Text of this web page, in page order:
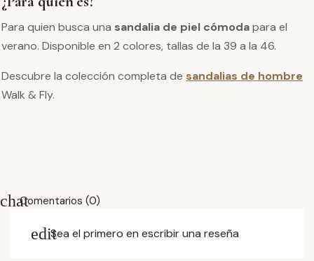
Para quien busca una sandalia de piel cómodapara el
verano. Disponible en 2 colores, tallas de la 39 a la 46.
Descubre la colección completa de sandalias de hombre
Walk & Fly.
chatComentarios (0)
editSea el primero en escribir una reseña